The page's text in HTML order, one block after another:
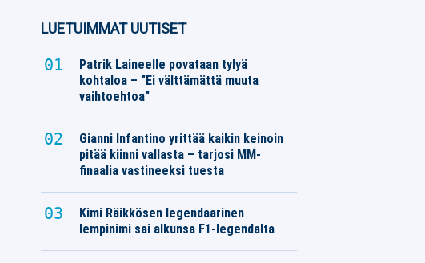
LUETUIMMAT UUTISET
Patrik Laineelle povataan tylyä
kohtaloa – ”Ei välttämättä muuta
vaihtoehtoa”
Gianni Infantino yrittää kaikin keinoin
pitää kiinni vallasta – tarjosi MM-
finaalia vastineeksi tuesta
Kimi Räikkösen legendaarinen
lempinimi sai alkunsa F1-legendalta